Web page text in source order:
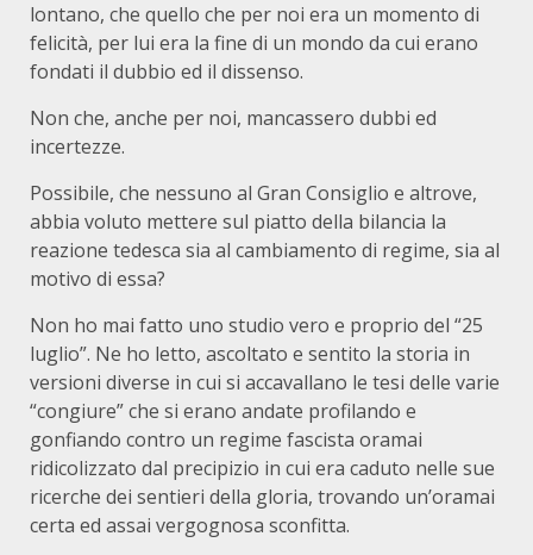
lontano, che quello che per noi era un momento di
felicità, per lui era la fine di un mondo da cui erano
fondati il dubbio ed il dissenso.
Non che, anche per noi, mancassero dubbi ed
incertezze.
Possibile, che nessuno al Gran Consiglio e altrove,
abbia voluto mettere sul piatto della bilancia la
reazione tedesca sia al cambiamento di regime, sia al
motivo di essa?
Non ho mai fatto uno studio vero e proprio del “25
luglio”. Ne ho letto, ascoltato e sentito la storia in
versioni diverse in cui si accavallano le tesi delle varie
“congiure” che si erano andate profilando e
gonfiando contro un regime fascista oramai
ridicolizzato dal precipizio in cui era caduto nelle sue
ricerche dei sentieri della gloria, trovando un’oramai
certa ed assai vergognosa sconfitta.